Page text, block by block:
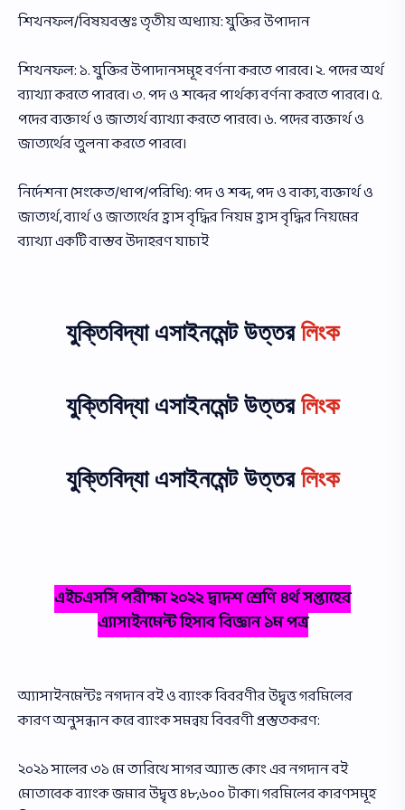
শিখনফল/বিষয়বস্তুঃ তৃতীয় অধ্যায়: যুক্তির উপাদান
শিখনফল: ১. যুক্তির উপাদানসমূহ বর্ণনা করতে পারবে। ২. পদের অর্থ
ব্যাখ্যা করতে পারবে। ৩. পদ ও শব্দের পার্থক্য বর্ণনা করতে পারবে। ৫.
পদের ব্যক্তার্থ ও জাত্যর্থ ব্যাখ্যা করতে পারবে। ৬. পদের ব্যক্তার্থ ও
জাত্যর্থের তুলনা করতে পারবে।
নির্দেশনা (সংকেত/ধাপ/পরিধি): পদ ও শব্দ, পদ ও বাক্য, ব্যক্তার্থ ও
জাত্যর্থ, ব্যার্থ ও জাত্যর্থের হ্রাস বৃদ্ধির নিয়ম হ্রাস বৃদ্ধির নিয়মের
ব্যাখ্যা একটি বাস্তব উদাহরণ যাচাই
যুক্তিবিদ্যা এসাইনমেন্ট উত্তরলিংক
যুক্তিবিদ্যা এসাইনমেন্ট উত্তরলিংক
যুক্তিবিদ্যা এসাইনমেন্ট উত্তরলিংক
এইচএসসি পরীক্ষা ২০২২ দ্বাদশ শ্রেণি ৪র্থ সপ্তাহের
এ্যাসাইনমেন্ট হিসাব বিজ্ঞান ১ম পত্র
অ্যাসাইনমেন্টঃ নগদান বই ও ব্যাংক বিবরণীর উদ্বৃত্ত গরমিলের
কারণ অনুসন্ধান করে ব্যাংক সমন্বয় বিবরণী প্রস্তুতকরণ:
২০২১ সালের ৩১ মে তারিখে সাগর অ্যান্ড কোং এর নগদান বই
মােতাবেক ব্যাংক জমার উদ্বৃত্ত ৪৮,৬০০ টাকা। গরমিলের কারণসমূহ